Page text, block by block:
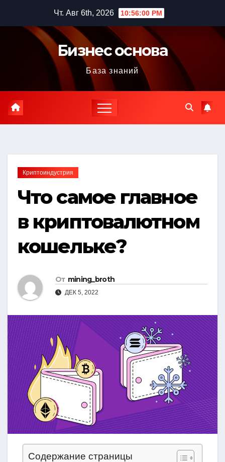
содержимому
Чт. Авг 6th, 2026 10:56:01 PM
Бизнес основа
База знаний
Криптоиндустрия
Что самое главное
в криптовалютном
кошельке?
От mining_broth
ДЕК 5, 2022
Содержание страницы